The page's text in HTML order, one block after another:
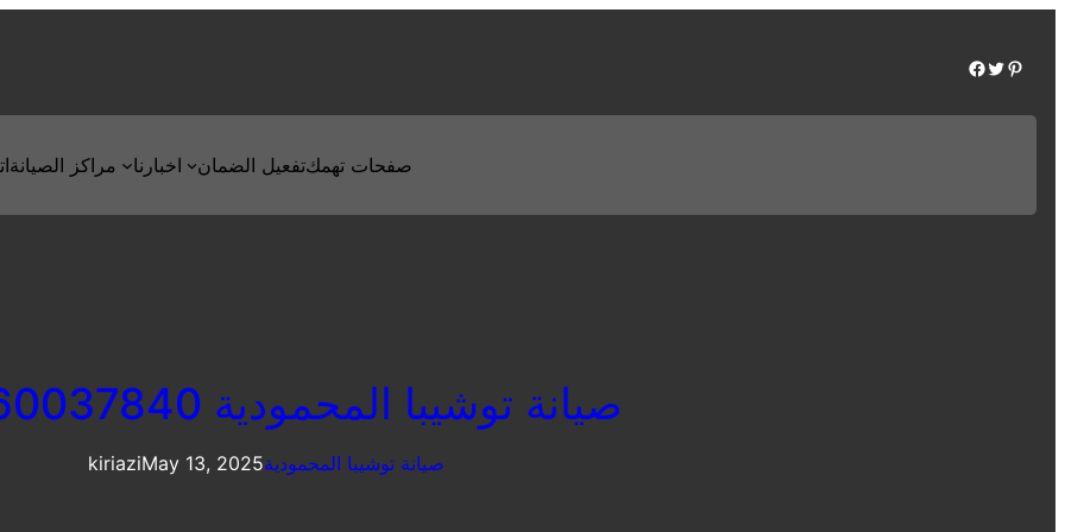
Facebook Twitter Pinterest
مراكز الصيانة اخبارنا تفعيل الضمانصفحات تهمك
صيانة توشيبا المحمودية 01060037840
kiriaziMay 13, 2025صيانة توشيبا المحمودية